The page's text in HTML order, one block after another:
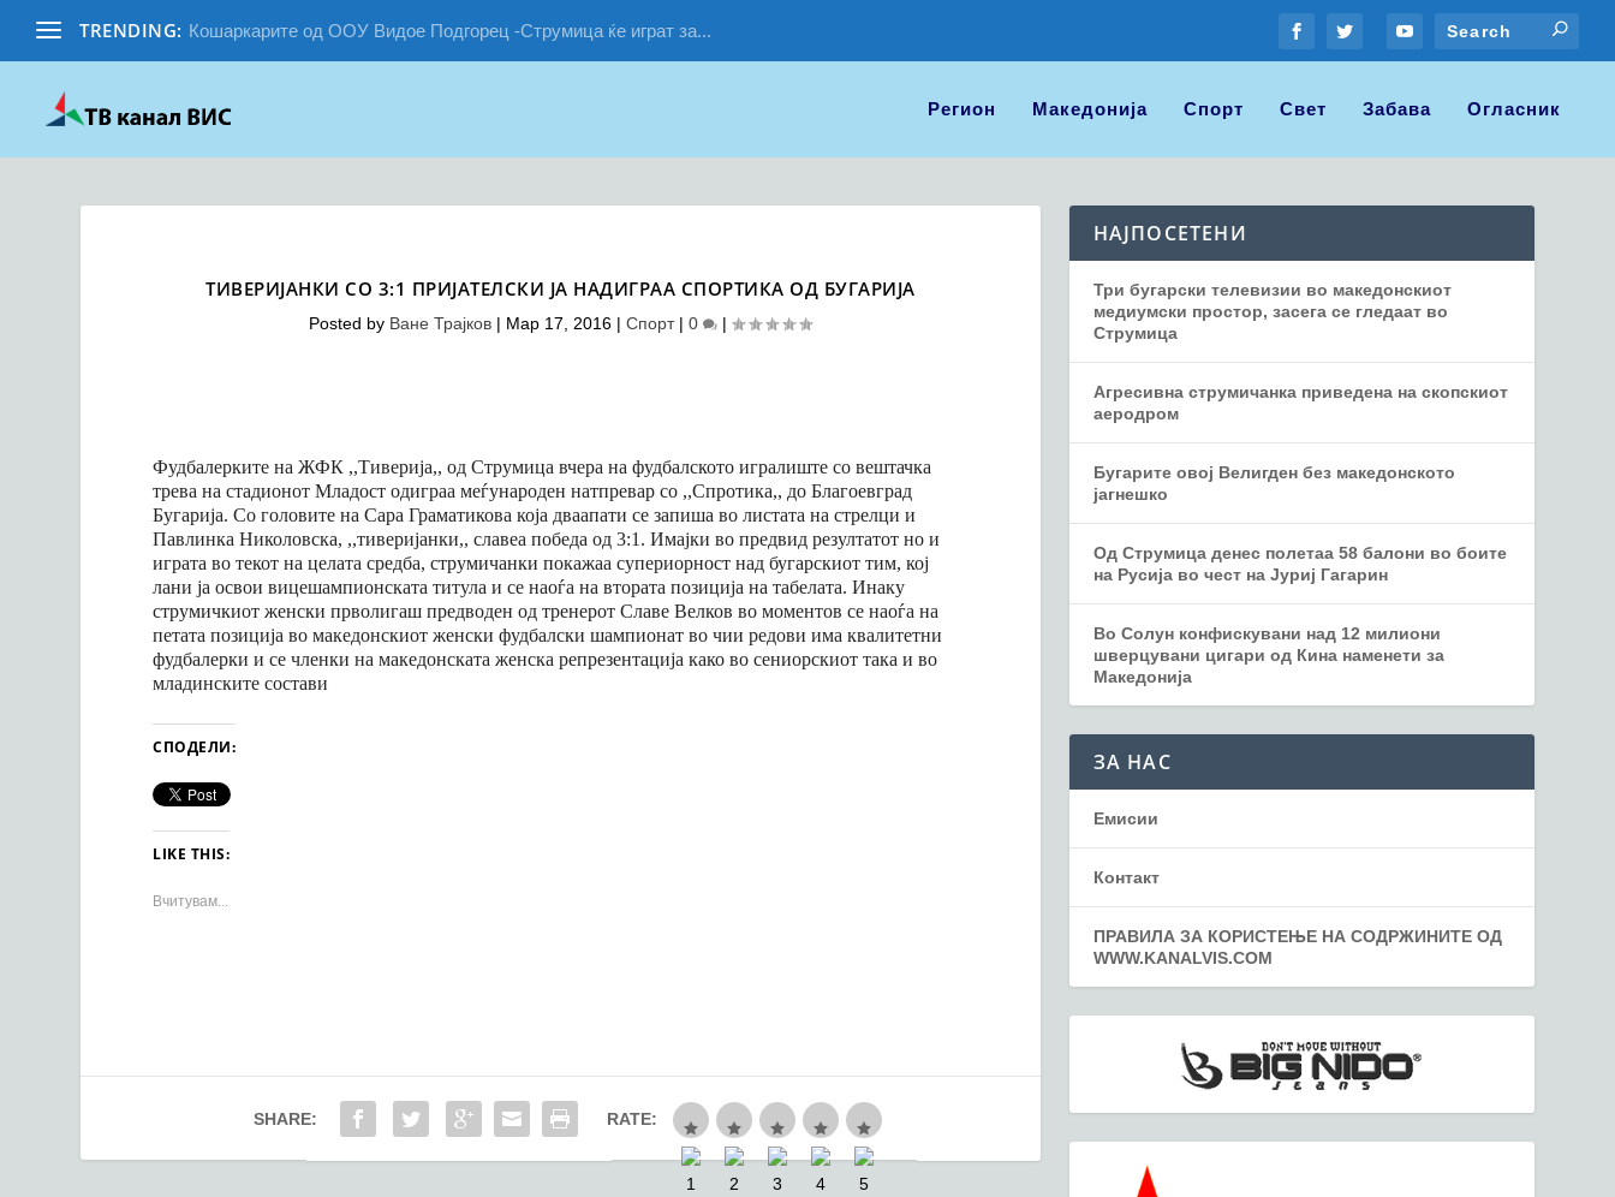
TRENDING: Кошаркарите од ООУ Видое Подгорец -Струмица ќе играт за...
Регион Македонија Спорт Свет Забава Огласник
ТИВЕРИЈАНКИ СО 3:1 ПРИЈАТЕЛСКИ ЈА НАДИГРАА СПОРТИКА ОД БУГАРИЈА
Posted by Ване Трајков | Мар 17, 2016 |Спорт|0 |
Фудбалерките на ЖФК ,,Тиверија,, од Струмица вчера на фудбалското игралиште со вештачка
трева на стадионот Младост одиграа меѓународен натпревар со ,,Спротика,, до Благоевград
Бугарија. Со головите на Сара Граматикова која дваапати се запиша во листата на стрелци и
Павлинка Николовска, ,,тиверијанки,, славеа победа од 3:1. Имајки во предвид резултатот но и
играта во текот на целата средба, струмичанки покажаа супериорност над бугарскиот тим, кој
лани ја освои вицешампионската титула и се наоѓа на втората позиција на табелата. Инаку
струмичкиот женски прволигаш предводен од тренерот Славе Велков во моментов се наоѓа на
петата позиција во македонскиот женски фудбалски шампионат во чии редови има квалитетни
фудбалерки и се членки на македонската женска репрезентација како во сениорскиот така и во
младинските состави
СПОДЕЛИ:
LIKE THIS:
Вчитувам...
SHARE: RATE:
НАЈПОСЕТЕНИ
Три бугарски телевизии во македонскиот
медиумски простор, засега се гледаат во
Струмица
Агресивна струмичанка приведена на скопскиот
аеродром
Бугарите овој Велигден без македонското
јагнешко
Од Струмица денес полетаа 58 балони во боите
на Русија во чест на Јуриј Гагарин
Во Солун конфискувани над 12 милиони
шверцувани цигари од Кина наменети за
Македонија
ЗА НАС
Емисии
Контакт
ПРАВИЛА ЗА КОРИСТЕЊЕ НА СОДРЖИНИТЕ ОД
WWW.KANALVIS.COM